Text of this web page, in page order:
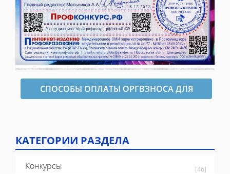
СПОСОБЫ ОПЛАТЫ ОРГВЗНОСА ДЛЯ
КАТЕГОРИИ РАЗДЕЛА
Конкурсы [46]